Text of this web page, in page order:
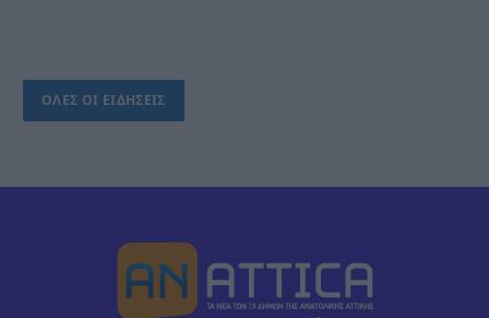
ΟΛΕΣ ΟΙ ΕΙΔΗΣΕΙΣ